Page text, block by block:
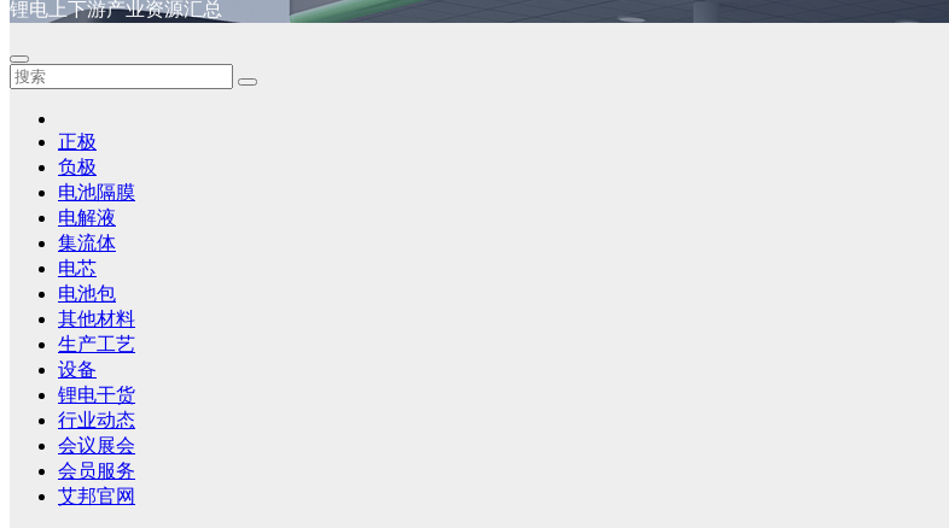
锂电上下游产业资源汇总
正极
负极
电池隔膜
电解液
集流体
电芯
电池包
其他材料
生产工艺
设备
锂电干货
行业动态
会议展会
会员服务
艾邦官网